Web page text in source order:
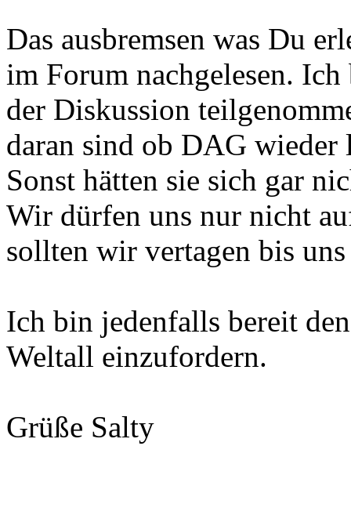
Das ausbremsen was Du
im Forum nachgelesen.
der Diskussion
daran sind ob DAG
Sonst hätten sie sich gar
Wir dürfen uns nur nicht
sollten wir vertagen bis
Ich bin jedenfalls bereit
Weltall einzufordern.
Grüße Salty